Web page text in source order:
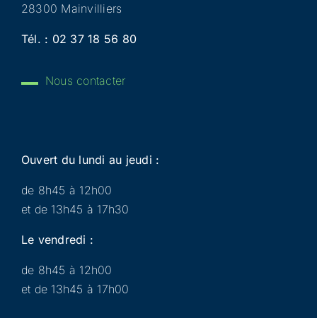
28300 Mainvilliers
Tél. : 02 37 18 56 80
Nous contacter
Ouvert du lundi au jeudi :
de 8h45 à 12h00
et de 13h45 à 17h30
Le vendredi :
de 8h45 à 12h00
et de 13h45 à 17h00